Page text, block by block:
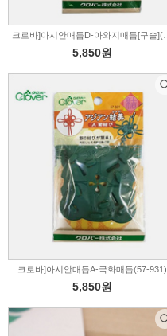
5,850원
크로바]아시안매듭A-국화매듭(57-931)
5,850원